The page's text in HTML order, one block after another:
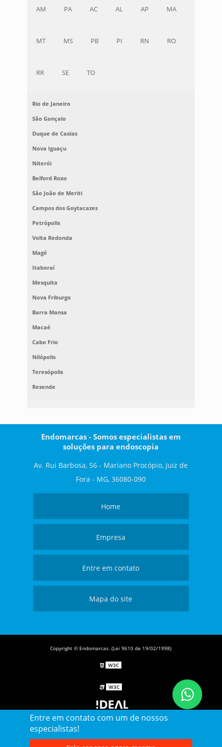
Entre em contato com um de nossos
especialistas!
AM PA AC AL AP MA
MT MS PB PI RN RO
RR SE TO
Rio de Janeiro
São Gonçalo
Duque de Caxias
Nova Iguaçu
Niterói
Belford Roxo
São João de Meriti
Campos dos Goytacazes
Petrópolis
Volta Redonda
Magé
Itaboraí
Mesquita
Nova Friburgo
Barra Mansa
Macaé
Cabo Frio
Nilópolis
Teresópolis
Resende
Endomarcas - Somos especialistas em
soluções para endoscopia
Av. Rui Barbosa, 56 - Mariano Procópio, Juiz de
Fora - MG, 36080-090
Home
Empresa
Entre em contato
Mapa do site
Copyright © Endomarcas. (Lei 9610 de 19/02/1998)
W3C
W3C